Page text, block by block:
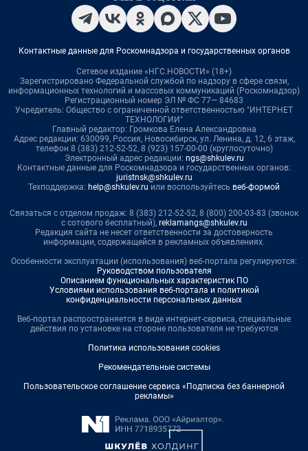
Контактные данные для Роскомнадзора и государственных органов
Сетевое издание «НГС.НОВОСТИ» (18+)
Зарегистрировано Федеральной службой по надзору в сфере связи,
информационных технологий и массовых коммуникаций (Роскомнадзор)
Регистрационный номер ЭЛ № ФС 77— 84683
Учредитель: Общество с ограниченной ответственностью "ИНТЕРНЕТ
ТЕХНОЛОГИИ"
Главный редактор: Громкова Елена Александровна
Адрес редакции: 630099, Россия, Новосибирск, ул. Ленина, д. 12, 6 этаж,
телефон 8 (383) 212-52-52, 8 (923) 157-00-00 (круглосуточно)
Электронный адрес редакции: ngs@shkulev.ru
Контактные данные для Роскомнадзора и государственных органов:
juristnsk@shkulev.ru
Техподдержка: help@shkulev.ru или воспользуйтесь веб-формой
Связаться с отделом продаж: 8 (383) 212-52-52, 8 (800) 200-03-83 (звонок
с сотового бесплатный), reklamangs@shkulev.ru
Редакция сайта не несет ответственности за достоверность
информации, содержащейся в рекламных объявлениях.
Особенности эксплуатации (использования) веб-портала регулируются:
Руководством пользователя
Описанием функциональных характеристик ПО
Условиями использования веб-портала и политикой
конфиденциальности персональных данных
Веб-портал распространяется в виде интернет-сервиса, специальные
действия по установке на стороне пользователя не требуются
Политика использования cookies
Рекомендательные системы
Пользовательское соглашение сервиса «Подписка без баннерной
рекламы»